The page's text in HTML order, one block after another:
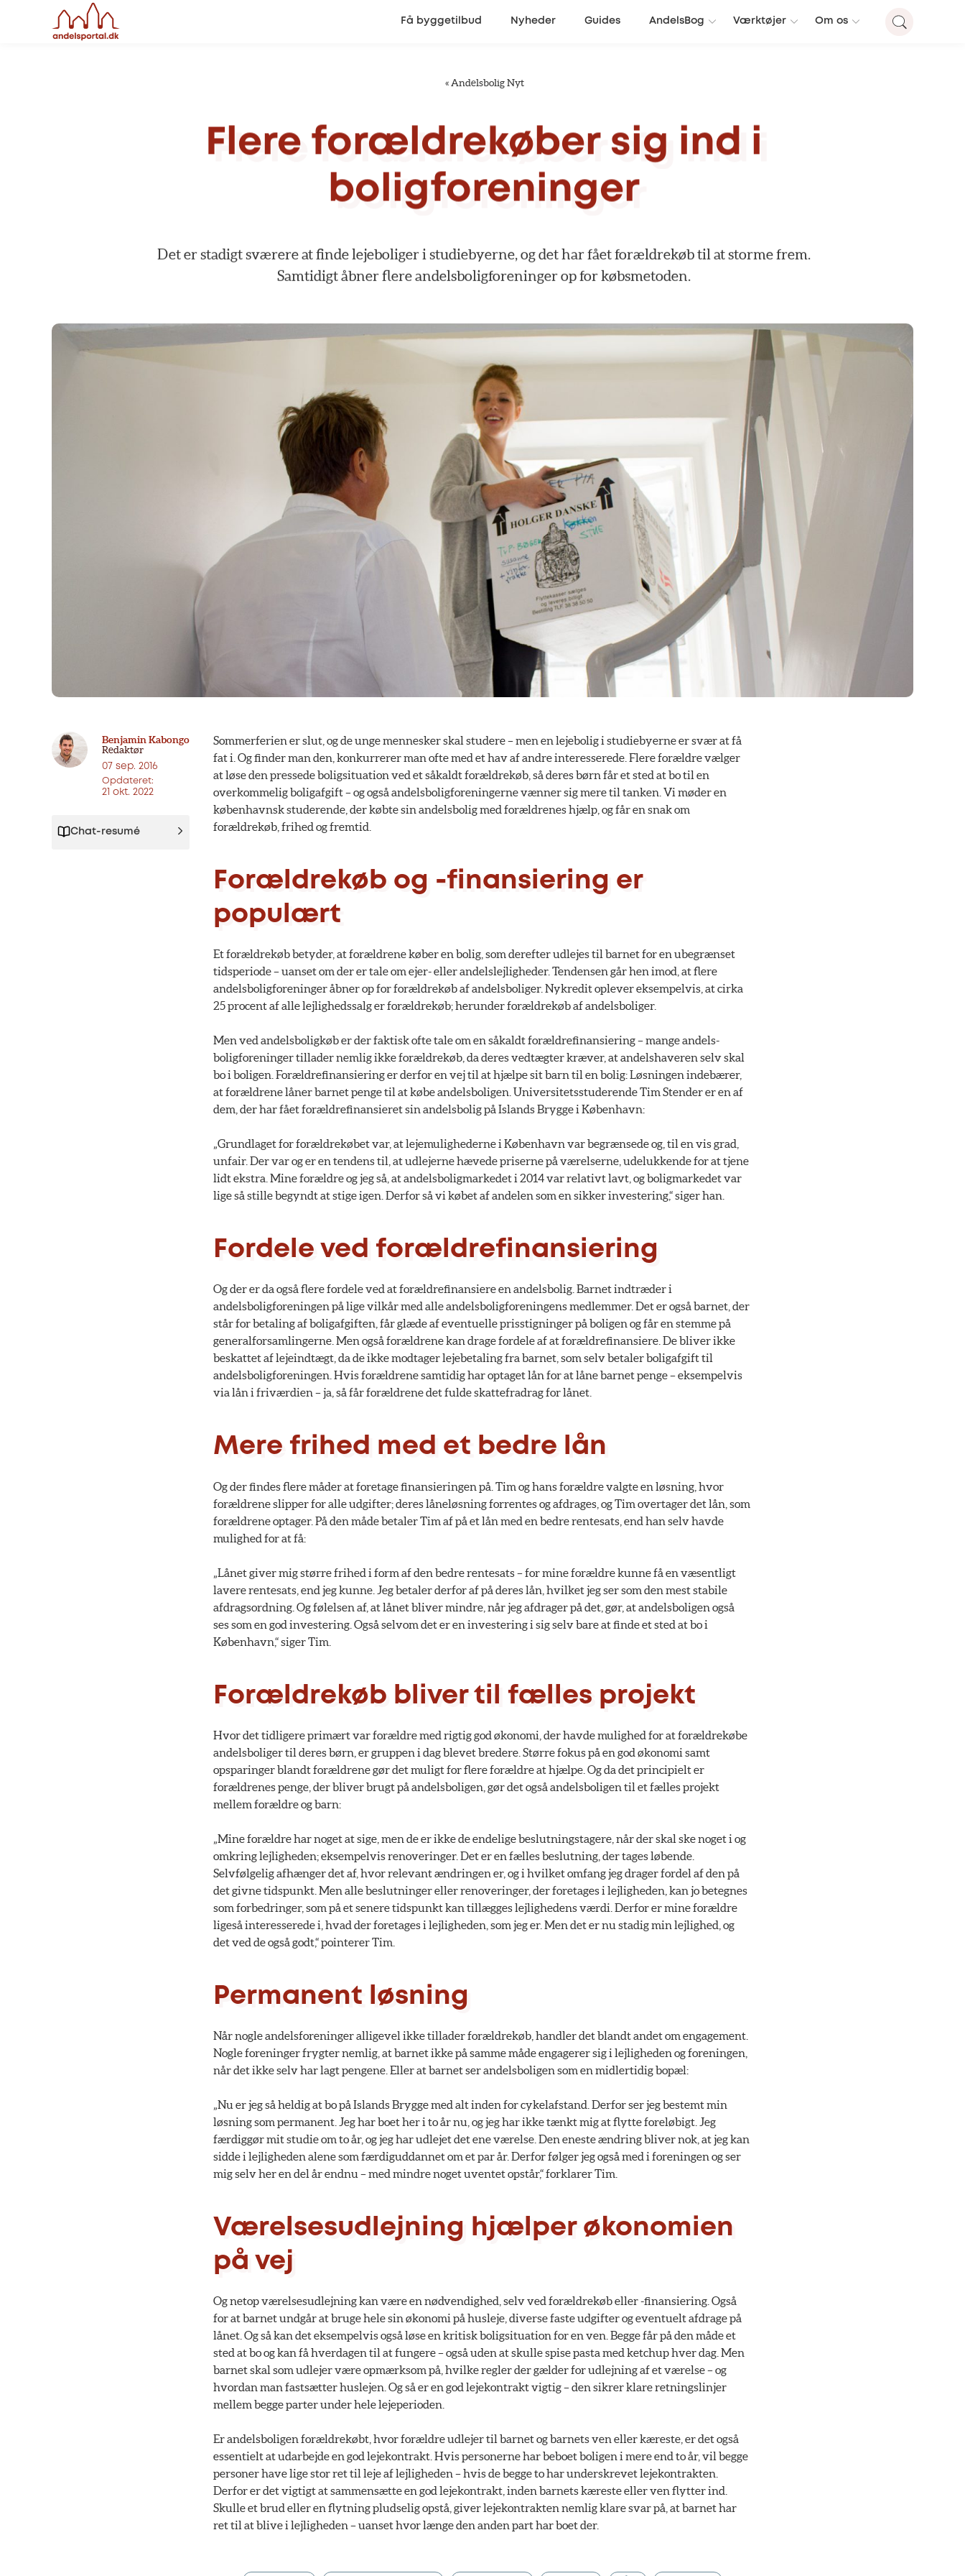
Få byggetilbud Nyheder Guides AndelsBog Værktøjer Om os
« Andelsbolig Nyt
Flere forældrekøber sig ind i
boligforeninger
Deterstadigtsværereatfindelejeboligeri studiebyerne,ogdetharfåetforældrekøbtil atstormefrem.
Samtidigtåbnerflereandelsboligforeningeropforkøbsmetoden.
Benjamin Kabongo
Redaktør
07 sep. 2016
Opdateret:
21 okt. 2022
Chat-resumé
Sommerferien er slut, og de unge mennesker skal studere – men en lejebolig i studiebyerne er svær at få
fat i. Og finder man den, konkurrerer man ofte med et hav af andre interesserede. Flere forældre vælger
at løse den pressede boligsituation ved et såkaldt forældrekøb, så deres børn får et sted at bo til en
overkommelig boligafgift – og også andelsboligforeningerne vænner sig mere til tanken. Vi møder en
københavnsk studerende, der købte sin andelsbolig med forældrenes hjælp, og får en snak om
forældrekøb, frihed og fremtid.
Forældrekøb og -finansiering er
populært
Et forældrekøb betyder, at forældrene køber en bolig, som derefter udlejes til barnet for en ubegrænset
tidsperiode – uanset om der er tale om ejer- eller andelslejligheder. Tendensen går hen imod, at flere
andelsboligforeninger åbner op for forældrekøb af andelsboliger. Nykredit oplever eksempelvis, at cirka
25 procent af alle lejlighedssalg er forældrekøb; herunder forældrekøb af andelsboliger.
Men ved andelsboligkøb er der faktisk ofte tale om en såkaldt forældrefinansiering – mange andels-
boligforeninger tillader nemlig ikke forældrekøb, da deres vedtægter kræver, at andelshaveren selv skal
bo i boligen. Forældrefinansiering er derfor en vej til at hjælpe sit barn til en bolig: Løsningen indebærer,
at forældrene låner barnet penge til at købe andelsboligen. Universitetsstuderende Tim Stender er en af
dem, der har fået forældrefinansieret sin andelsbolig på Islands Brygge i København:
„Grundlaget for forældrekøbet var, at lejemulighederne i København var begrænsede og, til en vis grad,
unfair. Der var og er en tendens til, at udlejerne hævede priserne på værelserne, udelukkende for at tjene
lidt ekstra. Mine forældre og jeg så, at andelsboligmarkedet i 2014 var relativt lavt, og boligmarkedet var
lige så stille begyndt at stige igen. Derfor så vi købet af andelen som en sikker investering,“ siger han.
Fordele ved forældrefinansiering
Og der er da også flere fordele ved at forældrefinansiere en andelsbolig. Barnet indtræder i
andelsboligforeningen på lige vilkår med alle andelsboligforeningens medlemmer. Det er også barnet, der
står for betaling af boligafgiften, får glæde af eventuelle prisstigninger på boligen og får en stemme på
generalforsamlingerne. Men også forældrene kan drage fordele af at forældrefinansiere. De bliver ikke
beskattet af lejeindtægt, da de ikke modtager lejebetaling fra barnet, som selv betaler boligafgift til
andelsboligforeningen. Hvis forældrene samtidig har optaget lån for at låne barnet penge – eksempelvis
via lån i friværdien – ja, så får forældrene det fulde skattefradrag for lånet.
Mere frihed med et bedre lån
Og der findes flere måder at foretage finansieringen på. Tim og hans forældre valgte en løsning, hvor
forældrene slipper for alle udgifter; deres låneløsning forrentes og afdrages, og Tim overtager det lån, som
forældrene optager. På den måde betaler Tim af på et lån med en bedre rentesats, end han selv havde
mulighed for at få:
„Lånet giver mig større frihed i form af den bedre rentesats – for mine forældre kunne få en væsentligt
lavere rentesats, end jeg kunne. Jeg betaler derfor af på deres lån, hvilket jeg ser som den mest stabile
afdragsordning. Og følelsen af, at lånet bliver mindre, når jeg afdrager på det, gør, at andelsboligen også
ses som en god investering. Også selvom det er en investering i sig selv bare at finde et sted at bo i
København,“ siger Tim.
Forældrekøb bliver til fælles projekt
Hvor det tidligere primært var forældre med rigtig god økonomi, der havde mulighed for at forældrekøbe
andelsboliger til deres børn, er gruppen i dag blevet bredere. Større fokus på en god økonomi samt
opsparinger blandt forældrene gør det muligt for flere forældre at hjælpe. Og da det principielt er
forældrenes penge, der bliver brugt på andelsboligen, gør det også andelsboligen til et fælles projekt
mellem forældre og barn:
„Mine forældre har noget at sige, men de er ikke de endelige beslutningstagere, når der skal ske noget i og
omkring lejligheden; eksempelvis renoveringer. Det er en fælles beslutning, der tages løbende.
Selvfølgelig afhænger det af, hvor relevant ændringen er, og i hvilket omfang jeg drager fordel af den på
det givne tidspunkt. Men alle beslutninger eller renoveringer, der foretages i lejligheden, kan jo betegnes
som forbedringer, som på et senere tidspunkt kan tillægges lejlighedens værdi. Derfor er mine forældre
ligeså interesserede i, hvad der foretages i lejligheden, som jeg er. Men det er nu stadig min lejlighed, og
det ved de også godt,“ pointerer Tim.
Permanent løsning
Når nogle andelsforeninger alligevel ikke tillader forældrekøb, handler det blandt andet om engagement.
Nogle foreninger frygter nemlig, at barnet ikke på samme måde engagerer sig i lejligheden og foreningen,
når det ikke selv har lagt pengene. Eller at barnet ser andelsboligen som en midlertidig bopæl:
„Nu er jeg så heldig at bo på Islands Brygge med alt inden for cykelafstand. Derfor ser jeg bestemt min
løsning som permanent. Jeg har boet her i to år nu, og jeg har ikke tænkt mig at flytte foreløbigt. Jeg
færdiggør mit studie om to år, og jeg har udlejet det ene værelse. Den eneste ændring bliver nok, at jeg kan
sidde i lejligheden alene som færdiguddannet om et par år. Derfor følger jeg også med i foreningen og ser
mig selv her en del år endnu – med mindre noget uventet opstår,“ forklarer Tim.
Værelsesudlejning hjælper økonomien
på vej
Og netop værelsesudlejning kan være en nødvendighed, selv ved forældrekøb eller -finansiering. Også
for at barnet undgår at bruge hele sin økonomi på husleje, diverse faste udgifter og eventuelt afdrage på
lånet. Og så kan det eksempelvis også løse en kritisk boligsituation for en ven. Begge får på den måde et
sted at bo og kan få hverdagen til at fungere – også uden at skulle spise pasta med ketchup hver dag. Men
barnet skal som udlejer være opmærksom på, hvilke regler der gælder for udlejning af et værelse – og
hvordan man fastsætter huslejen. Og så er en god lejekontrakt vigtig – den sikrer klare retningslinjer
mellem begge parter under hele lejeperioden.
Er andelsboligen forældrekøbt, hvor forældre udlejer til barnet og barnets ven eller kæreste, er det også
essentielt at udarbejde en god lejekontrakt. Hvis personerne har beboet boligen i mere end to år, vil begge
personer have lige stor ret til leje af lejligheden – hvis de begge to har underskrevet lejekontrakten.
Derfor er det vigtigt at sammensætte en god lejekontrakt, inden barnets kæreste eller ven flytter ind.
Skulle et brud eller en flytning pludselig opstå, giver lejekontrakten nemlig klare svar på, at barnet har
ret til at blive i lejligheden – uanset hvor længe den anden part har boet der.